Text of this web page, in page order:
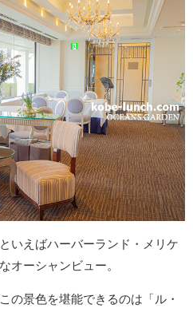
いえばハーバーランド・メリケ
オーシャンビュー。
の景色を堪能できるのは「ル・